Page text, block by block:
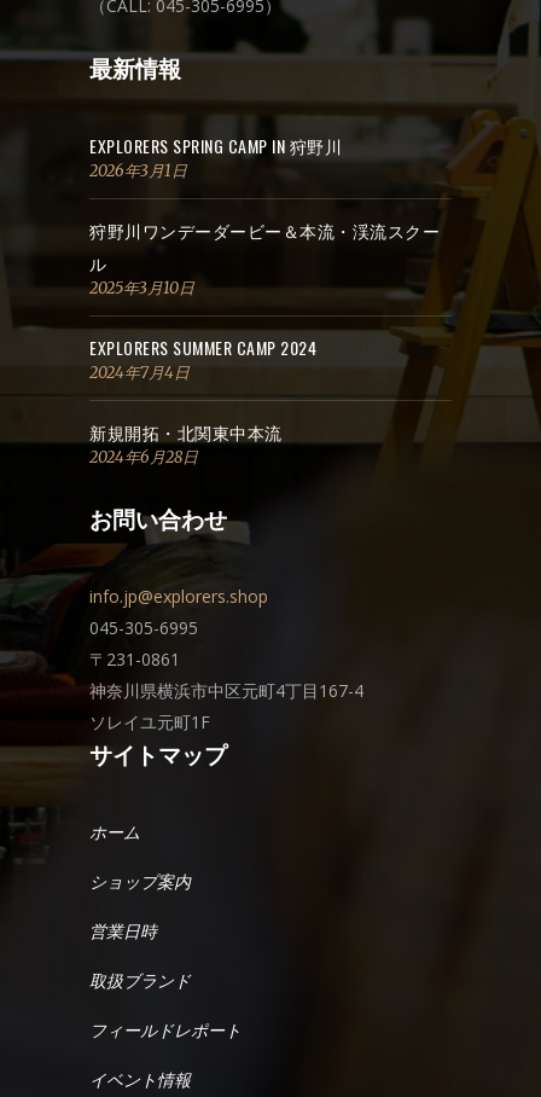
（CALL: 045-305-6995）
最新情報
EXPLORERS SPRING CAMP IN 狩野川
2026年3月1日
狩野川ワンデーダービー＆本流・渓流スクー
ル
2025年3月10日
EXPLORERS SUMMER CAMP 2024
2024年7月4日
新規開拓・北関東中本流
2024年6月28日
お問い合わせ
info.jp@explorers.shop
045-305-6995
〒231-0861
神奈川県横浜市中区元町4丁目167-4
ソレイユ元町1F
サイトマップ
ホーム
ショップ案内
営業日時
取扱ブランド
フィールドレポート
イベント情報